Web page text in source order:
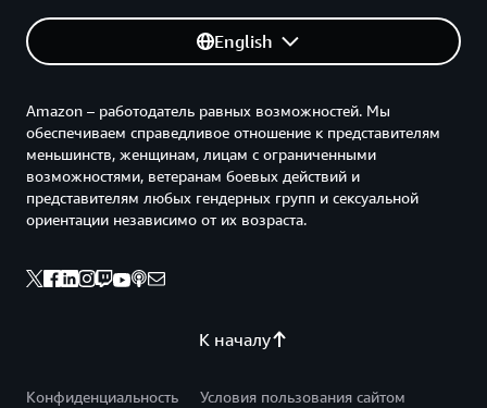
English
К началу
Amazon – работодатель равных возможностей. Мы
обеспечиваем справедливое отношение к представителям
меньшинств, женщинам, лицам с ограниченными
возможностями, ветеранам боевых действий и
представителям любых гендерных групп и сексуальной
ориентации независимо от их возраста.
Конфиденциальность
Условия пользования сайтом